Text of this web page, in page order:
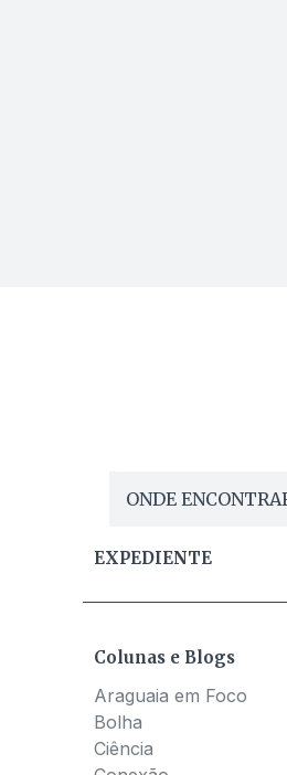
ONDE
EXPEDIENTE
Colunas e Blogs
Araguaia em Foco
Bolha
Ciência